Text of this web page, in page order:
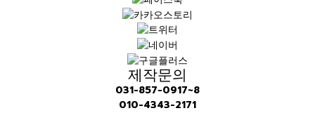
제작문의
031-857-0917~8
010-4343-2171